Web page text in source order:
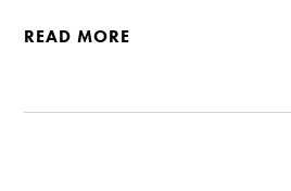
READ MORE